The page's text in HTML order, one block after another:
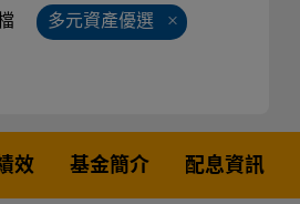
多元資產優選
效 基金簡介 配息資訊